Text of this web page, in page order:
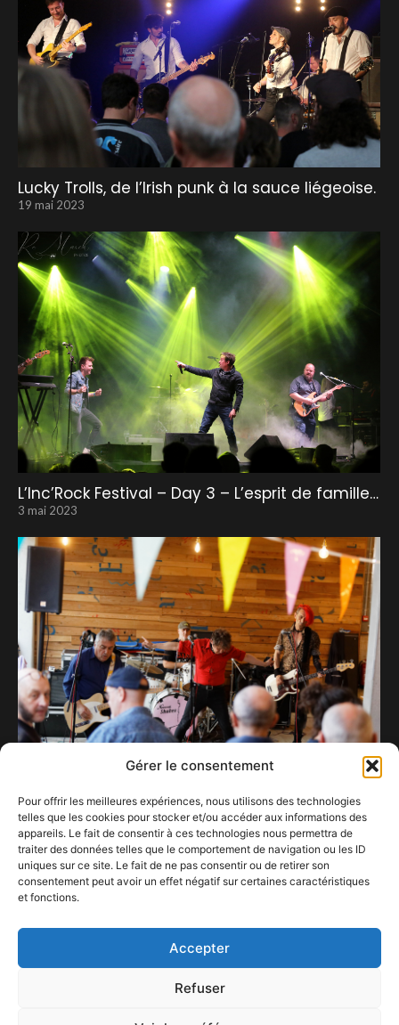
Gérer le consentement
Pour offrir les meilleures expériences, nous utilisons des technologies
telles que les cookies pour stocker et/ou accéder aux informations des
appareils. Le fait de consentir à ces technologies nous permettra de
traiter des données telles que le comportement de navigation ou les ID
uniques sur ce site. Le fait de ne pas consentir ou de retirer son
consentement peut avoir un effet négatif sur certaines caractéristiques
et fonctions.
Accepter
Refuser
Lucky Trolls, de l’Irish punk à la sauce liégeoise.
19 mai 2023
L’Inc’Rock Festival – Day 3 – L’esprit de famille…
3 mai 2023
Des Nervous Shakes bien sauvages ont fait
vibrer le Zenne Bar !
2 juillet 2023
Retour sur l’épique et folle release party au
Botanique pour la sortie de la compilation
22 janvier 2024